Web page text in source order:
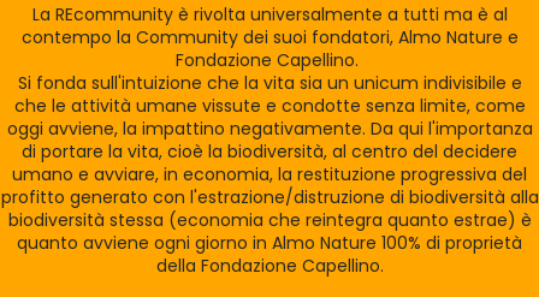
La REcommunity è rivolta universalmente a tutti ma è al
contempo la Community dei suoi fondatori, Almo Nature e
Fondazione Capellino.
Si fonda sull'intuizione che la vita sia un unicum indivisibile e
che le attività umane vissute e condotte senza limite, come
oggi avviene, la impattino negativamente. Da qui l'importanza
di portare la vita, cioè la biodiversità, al centro del decidere
umano e avviare, in economia, la restituzione progressiva del
profitto generato con l'estrazione/distruzione di biodiversità alla
biodiversità stessa (economia che reintegra quanto estrae) è
quanto avviene ogni giorno in Almo Nature 100% di proprietà
della Fondazione Capellino.